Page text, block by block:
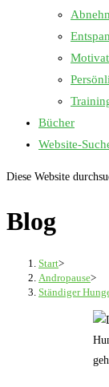
Bücher
Website-
Diese Website
Blog
Start>
Andropause>
Ständiger